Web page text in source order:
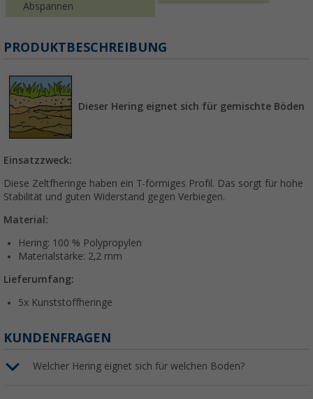
Abspannen
PRODUKTBESCHREIBUNG
Dieser Hering eignet sich für gemischte Böden
Einsatzzweck:
Diese Zeltfheringe haben ein T-förmiges Profil. Das sorgt für hohe
Stabilität und guten Widerstand gegen Verbiegen.
Material:
Hering: 100 % Polypropylen
Materialstärke: 2,2 mm
Lieferumfang:
5x Kunststoffheringe
KUNDENFRAGEN
Welcher Hering eignet sich für welchen Boden?